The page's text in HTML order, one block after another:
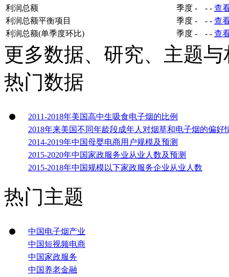
利润总额
季度 - - - 查
利润总额平衡项目
季度 - - - 查
利润总额(单季度环比)
季度 - - - 查
更多数据、研究、主题
热门数据
2011-2018年美国高中生吸食电子烟的比例
2018年来美国不同年龄段成年人对烟草和电子烟的偏好
2014-2019年中国母婴电商用户规模及预测
2015-2020年中国家政服务业从业人数及预测
2015-2018年中国规模以下家政服务企业从业人数
热门主题
中国电子烟产业
中国短视频电商
中国家政服务
中国养老金融